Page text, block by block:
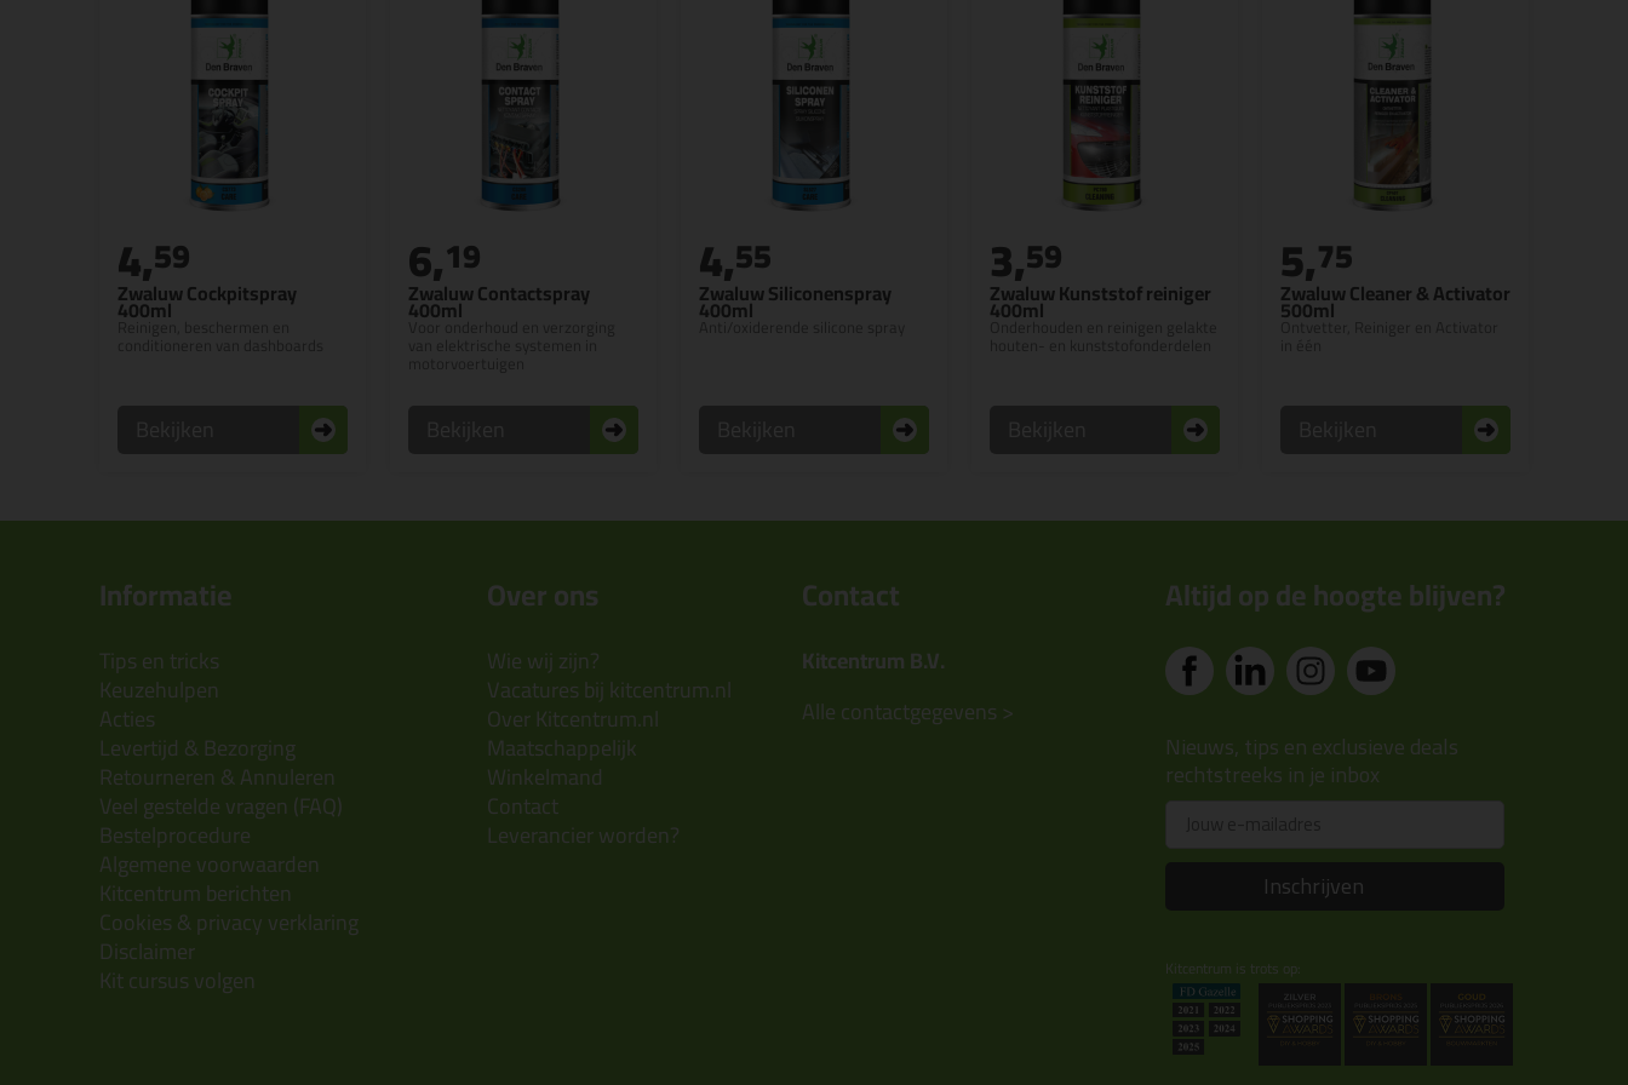
Zwaluw Cockpitspray
400ml
Reinigen, beschermen en
4,59
Zwaluw Contactspray
400ml
Voor onderhoud en verzorging
6,19
Zwaluw Siliconenspray
400ml
Anti/oxiderende silicone spray
4,55
Zwaluw Kunststof reiniger
400ml
Onderhouden en reinigen gelakte
3,59
Zwaluw Cleaner & Activator
500ml
Ontvetter, Reiniger en Activator
5,75
Informatie
Tips en tricks
Keuzehulpen
Acties
Levertijd & Bezorging
Retourneren & Annuleren
Veel gestelde vragen (FAQ)
Bestelprocedure
Algemene voorwaarden
Kitcentrum berichten
Cookies & privacy verklaring
Disclaimer
Kit cursus volgen
Over ons
Wie wij zijn?
Vacatures bij kitcentrum.nl
Over Kitcentrum.nl
Maatschappelijk
Winkelmand
Contact
Leverancier worden?
Contact
Kitcentrum B.V.
Alle contactgegevens >
Altijd op de hoogte blijven?
Nieuws, tips en exclusieve deals
rechtstreeks in je inbox
Inschrijven
Kitcentrum is trots op: